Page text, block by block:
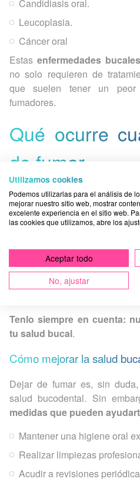
Candidiasis oral.
Leucoplasia.
Cáncer oral
Estas enfermedades
no solo requieren de
que suelen tener un peor
fumadores.
Qué ocurre
de fumar
Los beneficios de dejar el
en poco tiempo: las encías
disminuye la inflamación
Además, el color de los
con tratamientos
Tenlo siempre en cuenta:
tu salud bucal.
Cómo mejorar la salud
Dejar de fumar es, sin
salud bucodental. Sin
medidas que pueden
Mantener una higiene oral
Realizar limpiezas
Acudir a revisiones
Utilizamos cookies
Podemos utilizarlas para el análisis de
mejorar nuestro sitio web, mostrar
excelente experiencia en el sitio web.
las cookies que utilizamos, abre los
Aceptar todo
No, ajustar